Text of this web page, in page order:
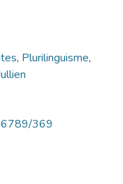
, Plurilinguisme,
369